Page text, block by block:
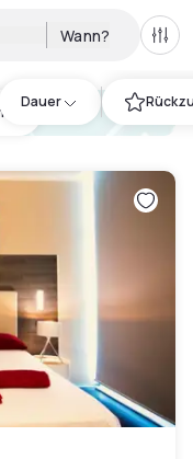
Wann? Alle
Dauer